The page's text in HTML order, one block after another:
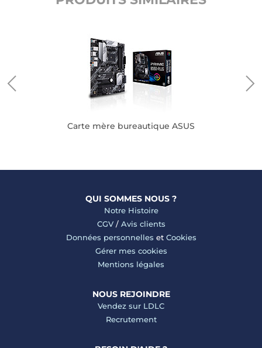
Carte mère bureautique ASUS
QUI SOMMES NOUS ?
Notre Histoire
CGV/ Avis clients
Données personnelles et Cookies
Gérer mes cookies
Mentions légales
NOUS REJOINDRE
Vendez sur LDLC
Recrutement